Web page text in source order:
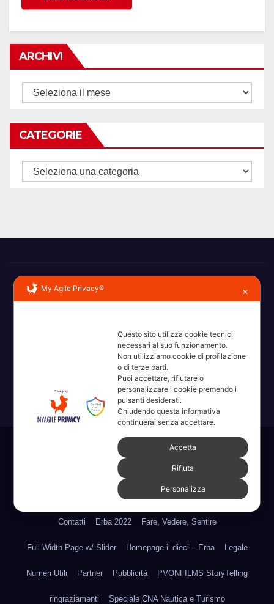
ARCHIVI
Archivi
CATEGORIE
Categorie
Erba, Brianza, Lario: raccontate con la serietà di chi non
ricorda la domanda.
Sviluppato con orgoglio da WordPress |Tema: News Way di
Themeansar
Amministrative 2022 sdc Chi Siamo
Contatti Erba 2022 Fare, Vedere, Sentire
Full Width Page w/ Slider Homepage il dieci – Erba Legale
Numeri Utili Partner Pubblicità PVONFILMS StoryTelling
ringraziamenti Speciale CNA Nautica e Turismo
My Agile Privacy® ✕
Questo sito utilizza cookie tecnici
necessari al suo funzionamento.
Non utilizziamo cookie di profilazione
o di terze parti.
Puoi accettare, rifiutare o
personalizzare i cookie premendo i
pulsanti desiderati.
Chiudendo questa informativa
continuerai senza accettare.
Accetta
Rifiuta
Personalizza